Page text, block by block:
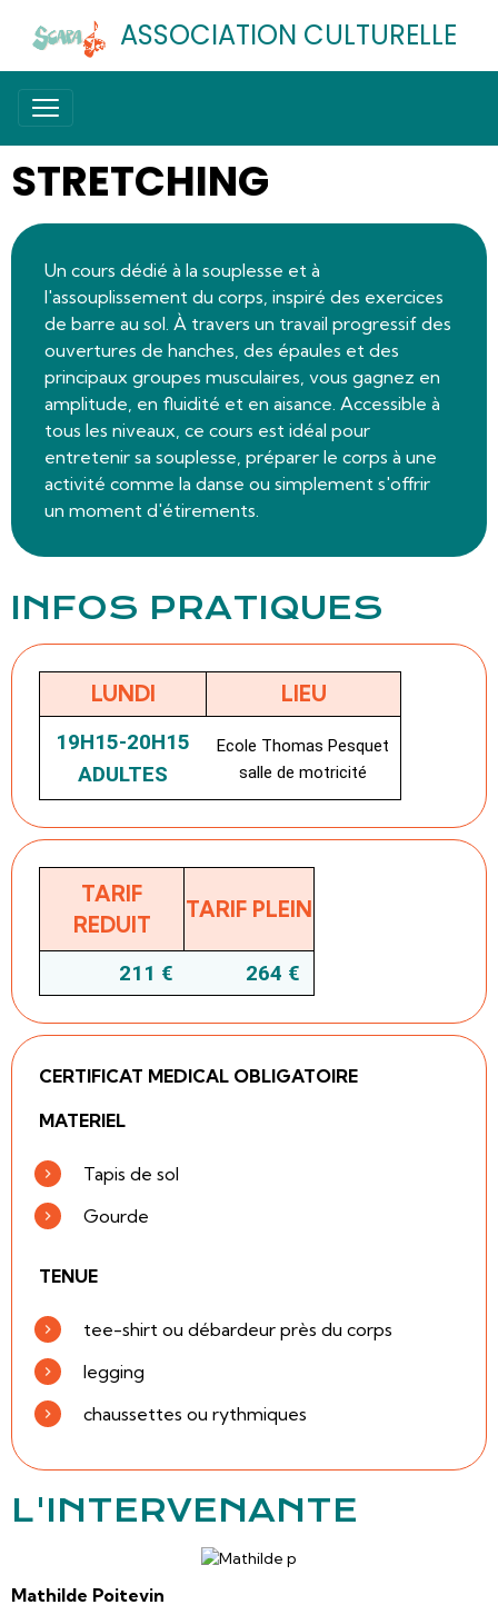
ASSOCIATION CULTURELLE
STRETCHING
Un cours dédié à la souplesse et à
l'assouplissement du corps, inspiré des exercices
de barre au sol. À travers un travail progressif des
ouvertures de hanches, des épaules et des
principaux groupes musculaires, vous gagnez en
amplitude, en fluidité et en aisance. Accessible à
tous les niveaux, ce cours est idéal pour
entretenir sa souplesse, préparer le corps à une
activité comme la danse ou simplement s'offrir
un moment d'étirements.
INFOS PRATIQUES
LUNDI LIEU
19H15-20H15
ADULTES
Ecole Thomas Pesquet
salle de motricité
TARIF
REDUIT
TARIF PLEIN
211 € 264 €
CERTIFICAT MEDICAL OBLIGATOIRE
MATERIEL
Tapis de sol
Gourde
TENUE
tee-shirt ou débardeur près du corps
legging
chaussettes ou rythmiques
L'INTERVENANTE
Mathilde Poitevin